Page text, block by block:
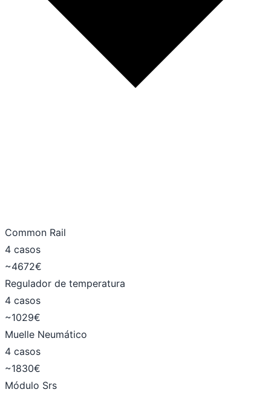
Common Rail
4 casos
~4672€
Regulador de temperatura
4 casos
~1029€
Muelle Neumático
4 casos
~1830€
Módulo Srs